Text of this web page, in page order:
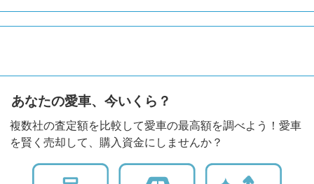
あなたの愛車、今いくら？
複数社の査定額を比較して愛車の最高額を調べよう！愛車
を賢く売却して、購入資金にしませんか？